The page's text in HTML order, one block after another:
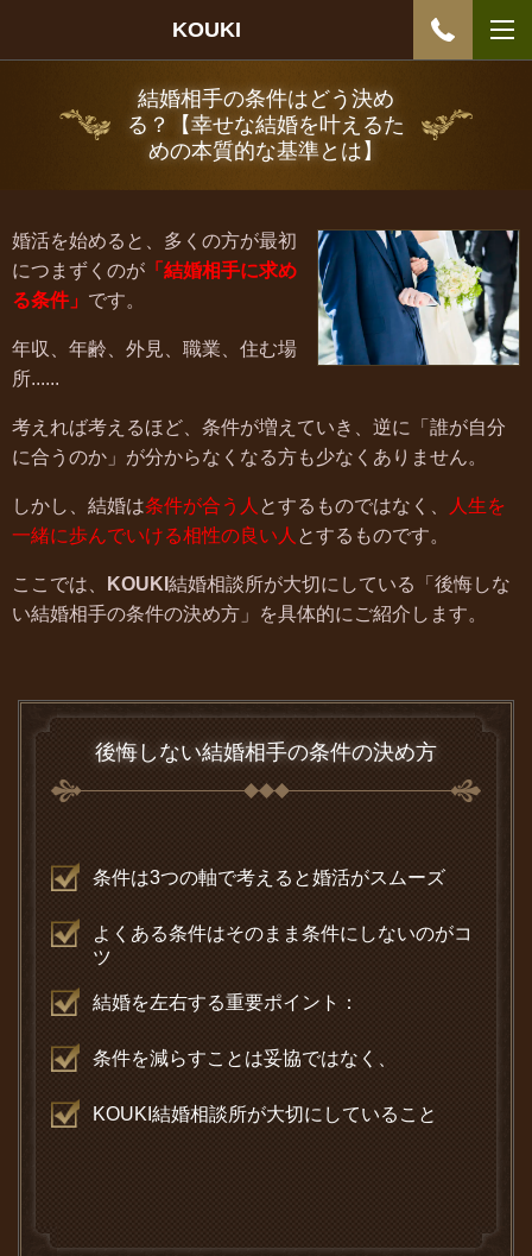
KOUKI
結婚相手の条件はどう決め
る？【幸せな結婚を叶えるた
めの本質的な基準とは】
婚活を始めると、多くの方が最初
につまずくのが 「結婚相手に求め
る条件」 です。
年収、年齢、外見、職業、住む場
所......
考えれば考えるほど、条件が増えていき、逆に「誰が自分
に合うのか」が分からなくなる方も少なくありません。
しかし、結婚は条件が合う人 とするものではなく、
人生を
一緒に歩んでいける相性の良い人 とするものです。
ここでは、 KOUKI 結婚相談所が大切にしている「後悔しな
い結婚相手の条件の決め方」を具体的にご紹介します。
後悔しない結婚相手の条件の決め方
条件は3つの軸で考えると婚活がスムーズ
よくある条件はそのまま条件にしないのがコ
ツ
結婚を左右する重要ポイント：
条件を減らすことは妥協ではなく、
KOUKI結婚相談所が大切にしていること